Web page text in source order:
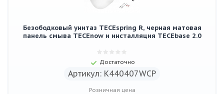
Безободковый унитаз TECEspring R, черная матовая
панель смыва TECEnow и инсталляция TECEbase 2.0
Достаточно
Артикул: K440407WCP
Розничная цена